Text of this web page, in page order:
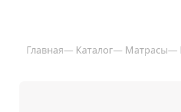
Главная— Каталог— Матрасы—